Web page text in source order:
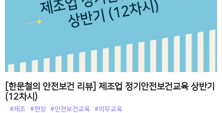
[한문철의 안전보건 리뷰] 제조업 정기안전보건교육 상반기
(12차시)
#제조 #현장 #안전보건교육 #의무교육